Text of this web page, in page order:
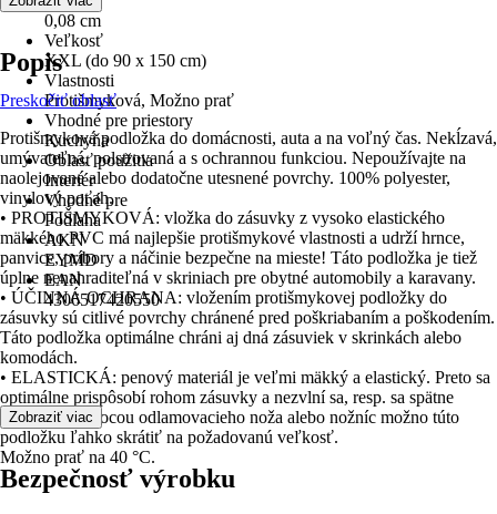
0,08 cm
Veľkosť
XXL (do 90 x 150 cm)
Vlastnosti
Protišmyková, Možno prať
Vhodné pre priestory
Kuchyňa
Oblasť použitia
Interiér
Vhodné pre
Podlaha
AKN
EYMD
EAN
4306517420550
Popis
Preskočiť oblasť
Protišmyková podložka do domácnosti, auta a na voľný čas. Nekĺzavá,
umývateľná, polstrovaná a s ochrannou funkciou. Nepoužívajte na
naolejované alebo dodatočne utesnené povrchy. 100% polyester,
vinylový poťah.
• PROTIŠMYKOVÁ: vložka do zásuvky z vysoko elastického
mäkkého PVC má najlepšie protišmykové vlastnosti a udrží hrnce,
panvice, príbory a náčinie bezpečne na mieste! Táto podložka je tiež
úplne nenahraditeľná v skriniach pre obytné automobily a karavany.
• ÚČINNÁ OCHRANA: vložením protišmykovej podložky do
zásuvky sú citlivé povrchy chránené pred poškriabaním a poškodením.
Táto podložka optimálne chráni aj dná zásuviek v skrinkách alebo
komodách.
• ELASTICKÁ: penový materiál je veľmi mäkký a elastický. Preto sa
optimálne prispôsobí rohom zásuvky a nezvlní sa, resp. sa spätne
nezvinie. Pomocou odlamovacieho noža alebo nožníc možno túto
podložku ľahko skrátiť na požadovanú veľkosť.
Možno prať na 40 °C.
Zobraziť viac
Bezpečnosť výrobku